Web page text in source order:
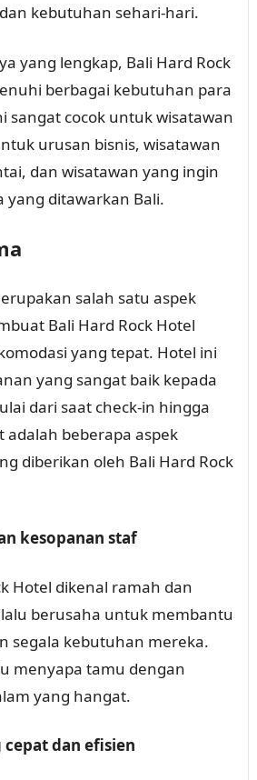
kebutuhan sehari-hari.
yang lengkap, Bali Hard Rock
berbagai kebutuhan para
sangat cocok untuk wisatawan
urusan bisnis, wisatawan
dan wisatawan yang ingin
yang ditawarkan Bali.
salah satu aspek
Bali Hard Rock Hotel
yang tepat. Hotel ini
yang sangat baik kepada
dari saat check-in hingga
adalah beberapa aspek
diberikan oleh Bali Hard Rock
kesopanan staf
Hotel dikenal ramah dan
berusaha untuk membantu
segala kebutuhan mereka.
menyapa tamu dengan
yang hangat.
cepat dan efisien